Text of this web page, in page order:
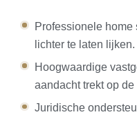
Professionele home
lichter te laten lijken.
Hoogwaardige
aandacht trekt op
Juridische